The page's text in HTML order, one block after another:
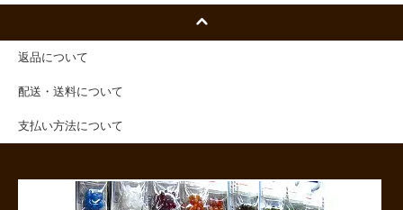
返品について
配送・送料について
支払い方法について